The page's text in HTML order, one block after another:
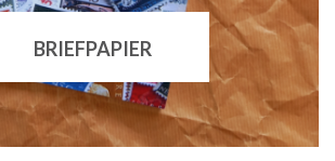
BRIEFPAPIER